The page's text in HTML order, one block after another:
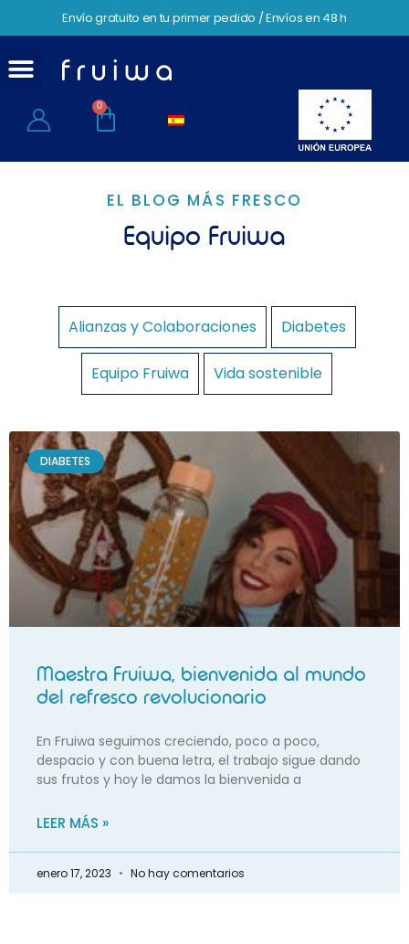
Envío gratuito en tu primer pedido / Envíos en 48 h
0
EL BLOG MÁS FRESCO
Equipo Fruiwa
Alianzas y Colaboraciones Diabetes
Equipo Fruiwa Vida sostenible
DIABETES
Maestra Fruiwa, bienvenida al mundo
del refresco revolucionario
En Fruiwa seguimos creciendo, poco a poco,
despacio y con buena letra, el trabajo sigue dando
sus frutos y hoy le damos la bienvenida a
LEER MÁS »
enero 17, 2023 No hay comentarios